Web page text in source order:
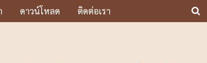
ดาวน์โหลด ติดต่อเรา